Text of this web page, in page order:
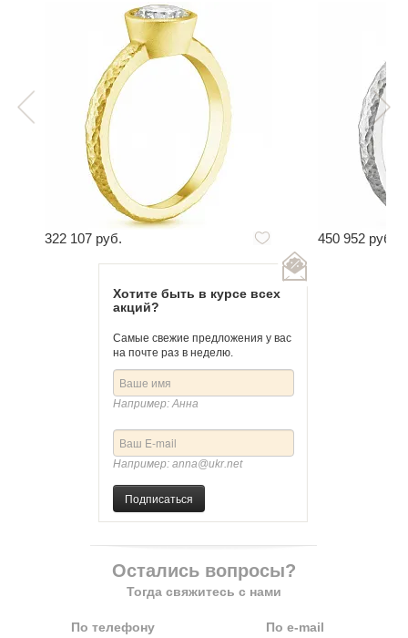
322 107 руб. 450 952 руб.
Хотите быть в курсе всех
акций?
Самые свежие предложения у вас
на почте раз в неделю.
Например: Анна
Например: anna@ukr.net
Подписаться
Остались вопросы?
Тогда свяжитесь с нами
По телефону
По e-mail